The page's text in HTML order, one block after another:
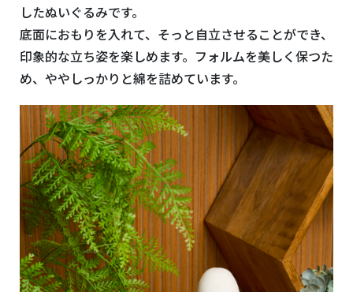
したぬいぐるみです。
底面におもりを入れて、そっと自立させることができ、
印象的な立ち姿を楽しめます。フォルムを美しく保つた
め、ややしっかりと綿を詰めています。